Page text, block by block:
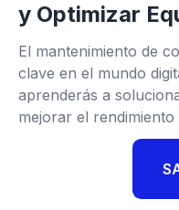
y Optimizar
El mantenimiento de
clave en el mundo
aprenderás a
mejorar el rendimiento